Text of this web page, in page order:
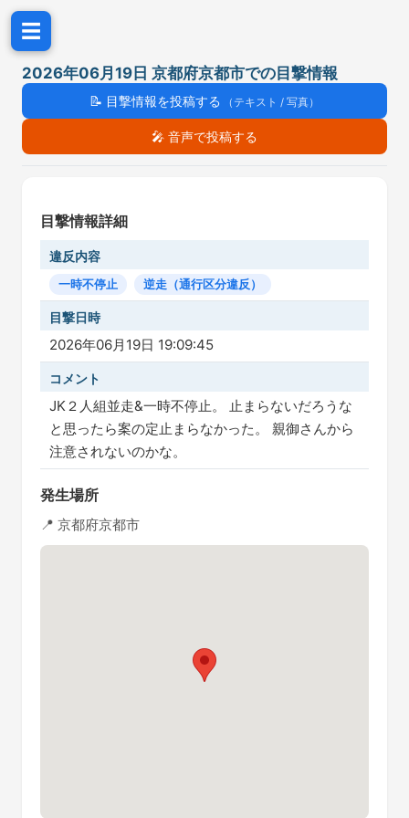
☰
2026年06月19日 京都府京都市での目撃情報
📝 目撃情報を投稿する （テキスト / 写真）
🎤 音声で投稿する
目撃情報詳細
違反内容
一時不停止 逆走（通行区分違反）
目撃日時
2026年06月19日 19:09:45
コメント
JK２人組並走&一時不停止。 止まらないだろうな
と思ったら案の定止まらなかった。 親御さんから
注意されないのかな。
発生場所
📍 京都府京都市